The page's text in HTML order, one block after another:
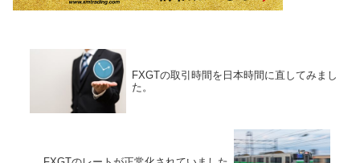
FXGTの取引時間を日本時間に直してみまし
た。